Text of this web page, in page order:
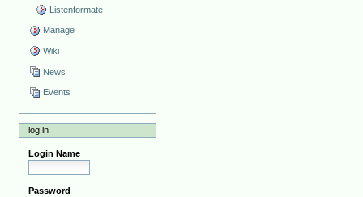
Listenformate
Manage
Wiki
News
Events
log in
Login Name
Password